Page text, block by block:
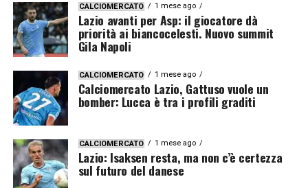
CALCIOMERCATO 1 mese ago
Lazio avanti per Asp: il giocatore dà
priorità ai biancocelesti. Nuovo summit
Gila Napoli
CALCIOMERCATO 1 mese ago
Calciomercato Lazio, Gattuso vuole un
bomber: Lucca è tra i profili graditi
CALCIOMERCATO 1 mese ago
Lazio: Isaksen resta, ma non c’è certezza
sul futuro del danese